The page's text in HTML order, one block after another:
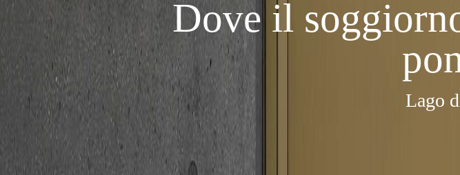
Dove il
Lago